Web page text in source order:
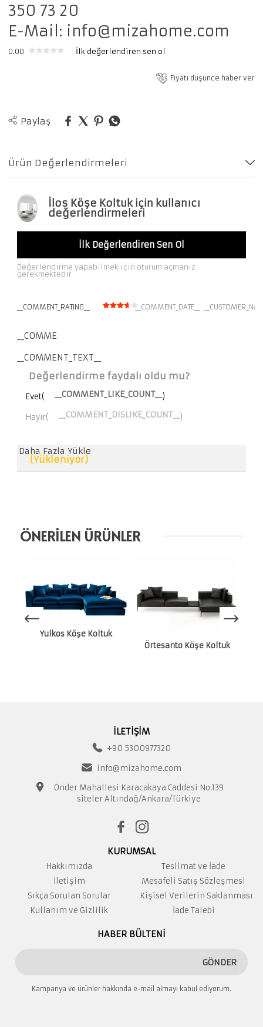
350 73 20
E-Mail: info@mizahome.com
0.00 İlk değerlendiren sen ol
Fiyatı düşünce haber ver
Paylaş
Ürün Değerlendirmeleri
İlos Köşe Koltuk için kullanıcı
değerlendirmeleri
İlk Değerlendiren Sen Ol
Değerlendirme yapabilmek için oturum açmanız
gerekmektedir
__COMMENT_RATING__ __COMMENT_DATE__
__COMMENT_THUMBNAIL_IMG__
__COMMENT_TEXT__
Değerlendirme faydalı oldu mu?
Evet( __COMMENT_LIKE_COUNT__ )
Hayır( __COMMENT_DISLIKE_COUNT__ )
Daha Fazla Yükle
(Yükleniyor)
ÖNERİLEN ÜRÜNLER
Yulkos Köşe Koltuk
Örtesanto Köşe Koltuk
İLETİŞİM
+90 5300977320
info@mizahome.com
Önder Mahallesi Karacakaya Caddesi No:139
siteler Altındağ/Ankara/Türkiye
KURUMSAL
Hakkımızda
İletişim
Sıkça Sorulan Sorular
Kullanım ve Gizlilik
Teslimat ve İade
Mesafeli Satış Sözleşmesi
Kişisel Verilerin Saklanması
İade Talebi
HABER BÜLTENİ
GÖNDER
Kampanya ve ürünler hakkında e-mail almayı kabul ediyorum.